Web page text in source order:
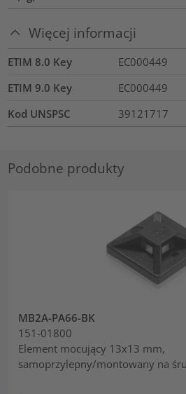
Więcej informacji
ETIM 8.0 Key
EC000449
ETIM 9.0 Key
EC000449
Kod UNSPSC
39121717
Podobne produkty
MB2A-PA66-BK
151-01800
Element mocujący 13x13 mm,
samoprzylepny/montowany na